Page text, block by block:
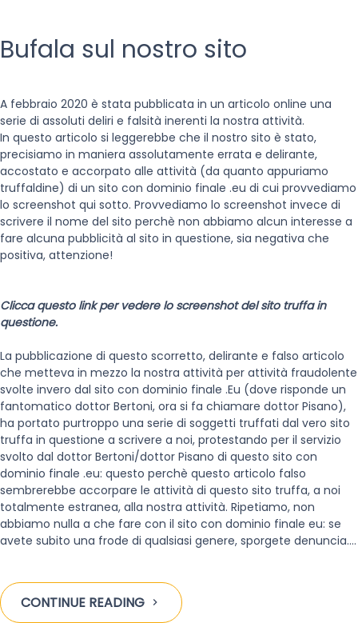
Bufala sul nostro sito
A febbraio 2020 è stata pubblicata in un articolo online una
serie di assoluti deliri e falsità inerenti la nostra attività.
In questo articolo si leggerebbe che il nostro sito è stato,
precisiamo in maniera assolutamente errata e delirante,
accostato e accorpato alle attività (da quanto appuriamo
truffaldine) di un sito con dominio finale .eu di cui provvediamo
lo screenshot qui sotto. Provvediamo lo screenshot invece di
scrivere il nome del sito perchè non abbiamo alcun interesse a
fare alcuna pubblicità al sito in questione, sia negativa che
positiva, attenzione!
Clicca questo link per vedere lo screenshot del sito truffa in
questione.
La pubblicazione di questo scorretto, delirante e falso articolo
che metteva in mezzo la nostra attività per attività fraudolente
svolte invero dal sito con dominio finale .Eu (dove risponde un
fantomatico dottor Bertoni, ora si fa chiamare dottor Pisano),
ha portato purtroppo una serie di soggetti truffati dal vero sito
truffa in questione a scrivere a noi, protestando per il servizio
svolto dal dottor Bertoni/dottor Pisano di questo sito con
dominio finale .eu: questo perchè questo articolo falso
sembrerebbe accorpare le attività di questo sito truffa, a noi
totalmente estranea, alla nostra attività. Ripetiamo, non
abbiamo nulla a che fare con il sito con dominio finale eu: se
avete subito una frode di qualsiasi genere, sporgete denuncia.…
CONTINUE READING